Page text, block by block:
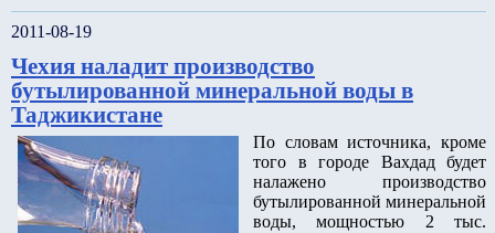
2011-08-19
Чехия наладит производство
бутылированной минеральной воды в
Таджикистане
По словам источника, кроме
того в городе Вахдад будет
налажено производство
бутылированной минеральной
воды, мощностью 2 тыс.